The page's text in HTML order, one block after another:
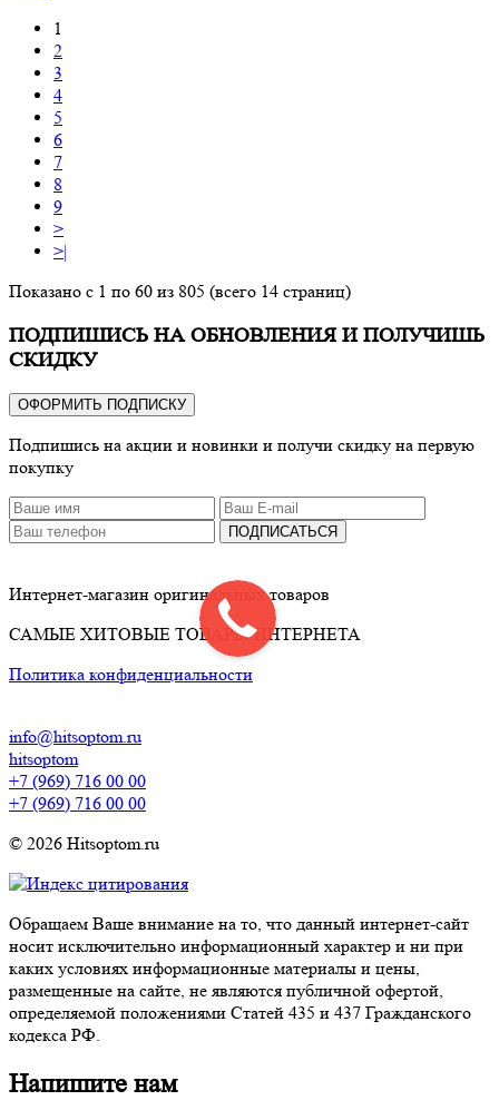
1
2
3
4
5
6
7
8
9
>
>|
Показано с 1 по 60 из 805 (всего 14 страниц)
ПОДПИШИСЬ НА ОБНОВЛЕНИЯ И ПОЛУЧИШЬ
СКИДКУ
ОФОРМИТЬ ПОДПИСКУ
Подпишись на акции и новинки и получи скидку на первую
покупку
ПОДПИСАТЬСЯ
Интернет-магазин оригинальных товаров
САМЫЕ ХИТОВЫЕ ТОВАРЫ ИНТЕРНЕТА
Политика конфиденциальности
info@hitsoptom.ru
hitsoptom
+7 (969) 716 00 00
+7 (969) 716 00 00
© 2026 Hitsoptom.ru
Обращаем Ваше внимание на то, что данный интернет-сайт
носит исключительно информационный характер и ни при
каких условиях информационные материалы и цены,
размещенные на сайте, не являются публичной офертой,
определяемой положениями Статей 435 и 437 Гражданского
кодекса РФ.
Напишите нам